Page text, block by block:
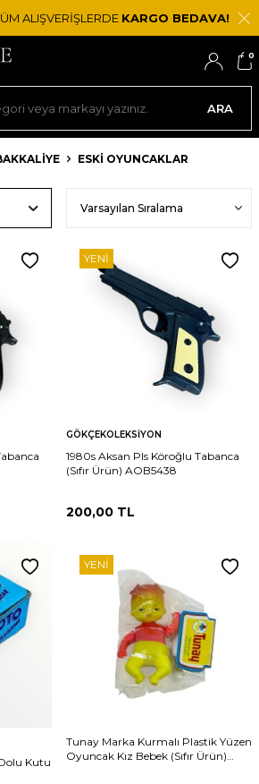
ALIŞVERİŞLERDE KARGO BEDAVA!
ARA
0
ESKI OYUNCAKLAR
YENI
GÖKÇEKOLEKSIYON
1980s Aksan Pls Köroğlu Tabanca
(Sıfır Ürün) AOB5438
200,00 TL
Kutu
YENI
Tunay Marka Kurmalı Plastik Yüzen
Oyuncak Kız Bebek (Sıfır Ürün)